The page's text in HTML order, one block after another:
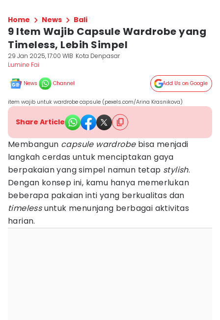
Home News Bali
9 Item Wajib Capsule Wardrobe yang
Timeless, Lebih Simpel
29 Jan 2025, 17:00 WIB Kota Denpasar
Lumine Fai
News Channel Add Us on Google
item wajib untuk wardrobe capsule (pexels.com/Arina Krasnikova)
Share Article
Membangun capsule wardrobebisa menjadi
langkah cerdas untuk menciptakan gaya
berpakaian yang simpel namun tetap stylish.
Dengan konsep ini, kamu hanya memerlukan
beberapa pakaian inti yang berkualitas dan
timelessuntuk menunjang berbagai aktivitas
harian.